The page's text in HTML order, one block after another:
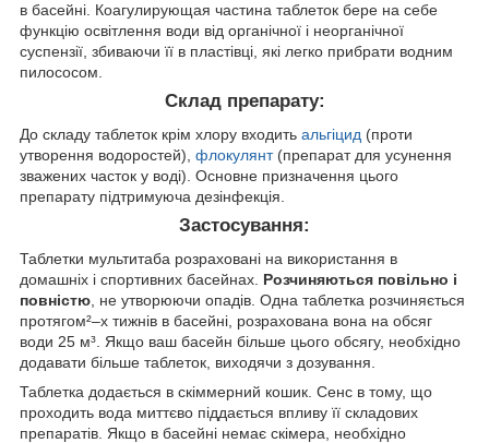
в басейні. Коагулирующая частина таблеток бере на себе
функцію освітлення води від органічної і неорганічної
суспензії, збиваючи її в пластівці, які легко прибрати водним
пилососом.
Склад препарату:
До складу таблеток крім хлору входить альгіцид (проти
утворення водоростей), флокулянт(препарат для усунення
зважених часток у воді). Основне призначення цього
препарату підтримуюча дезінфекція.
Застосування:
Таблетки мультитаба розраховані на використання в
домашніх і спортивних басейнах. Розчиняються повільно і
повністю , не утворюючи опадів. Одна таблетка розчиняється
протягом²–х тижнів в басейні, розрахована вона на обсяг
води 25 м³. Якщо ваш басейн більше цього обсягу, необхідно
додавати більше таблеток, виходячи з дозування.
Таблетка додається в скіммерний кошик. Сенс в тому, що
проходить вода миттєво піддається впливу її складових
препаратів. Якщо в басейні немає скімера, необхідно